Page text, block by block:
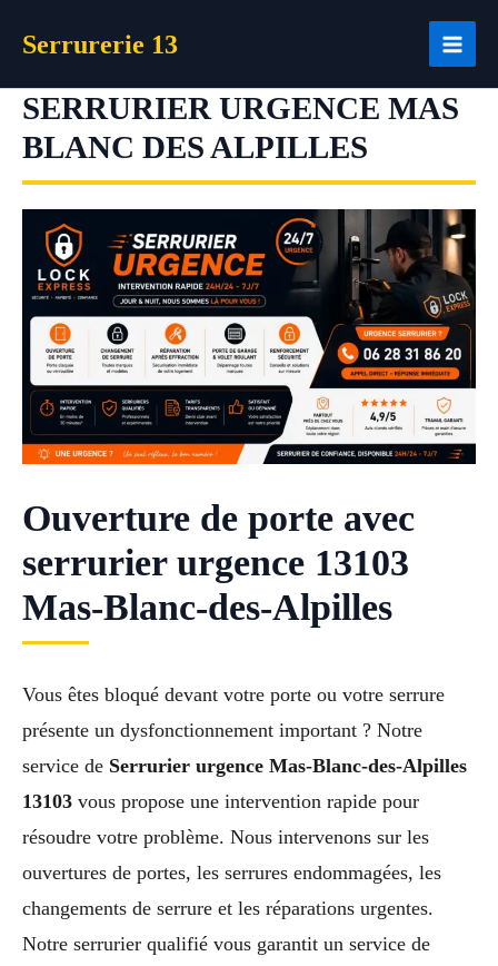
Serrurerie 13
SERRURIER URGENCE MAS
BLANC DES ALPILLES
Ouverture de porte avec
serrurier urgence 13103
Mas-Blanc-des-Alpilles
Vous êtes bloqué devant votre porte ou votre serrure
présente un dysfonctionnement important ? Notre
service de Serrurier urgence Mas-Blanc-des-Alpilles
13103 vous propose une intervention rapide pour
résoudre votre problème. Nous intervenons sur les
ouvertures de portes, les serrures endommagées, les
changements de serrure et les réparations urgentes.
Notre serrurier qualifié vous garantit un service de